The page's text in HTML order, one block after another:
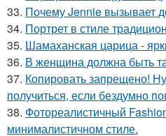
33. Почему Jennie вызывает
34. Портрет в стиле
35. Шамаханская царица -
36. В женщина должна быть
37. Копировать запрещено!
получиться, если бездумно
38. Фотореалистичный
минималистичном стиле.